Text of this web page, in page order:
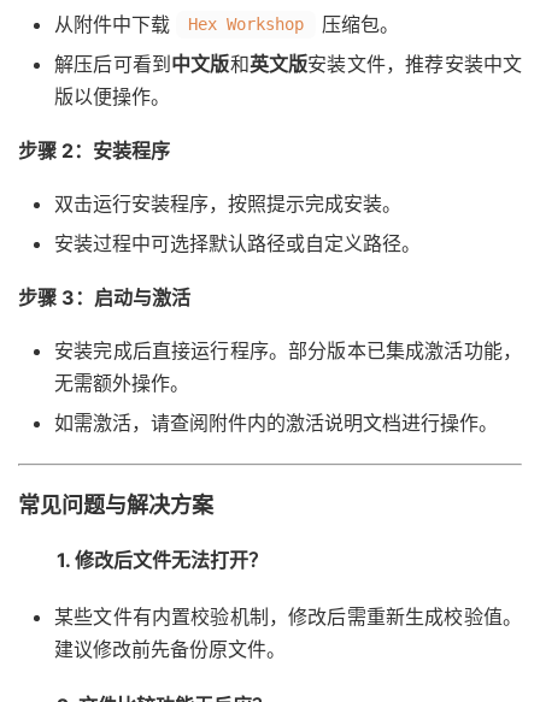
从附件中下载 Hex Workshop
压缩包。
解压后可看到中文版和英文版安装文件，推荐安装中文
版以便操作。
步骤 2：安装程序
双击运行安装程序，按照提示完成安装。
安装过程中可选择默认路径或自定义路径。
步骤 3：启动与激活
安装完成后直接运行程序。部分版本已集成激活功能，
无需额外操作。
如需激活，请查阅附件内的激活说明文档进行操作。
常见问题与解决方案
1. 修改后文件无法打开？
某些文件有内置校验机制，修改后需重新生成校验值。
建议修改前先备份原文件。